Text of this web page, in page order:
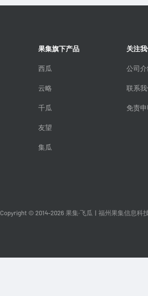
果集旗下产品
西瓜
云略
千瓜
友望
集瓜
关注
公司
联系
免责
Copyright © 2014-2026 果集·飞瓜 福州果集信息科